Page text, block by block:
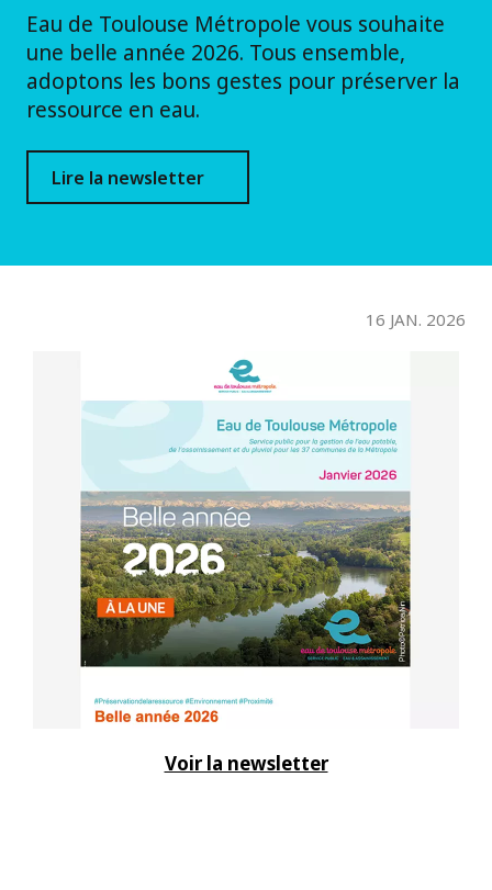
Eau de Toulouse Métropole vous souhaite
une belle année 2026. Tous ensemble,
adoptons les bons gestes pour préserver la
ressource en eau.
Lire la newsletter
16 JAN. 2026
Voir la newsletter